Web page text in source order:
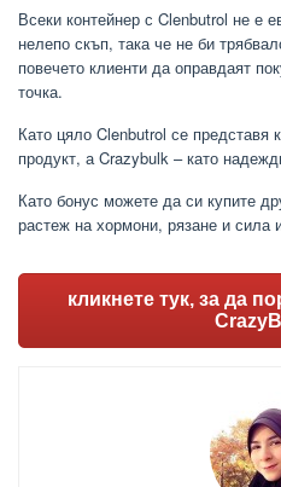
Всеки контейнер с Clenbutrol не е
нелепо скъп, така че не би
повечето клиенти да оправдаят
точка.
Като цяло Clenbutrol се представя
продукт, а Crazybulk – като
Като бонус можете да си купите
растеж на хормони, рязане и сила
кликнете тук, за да